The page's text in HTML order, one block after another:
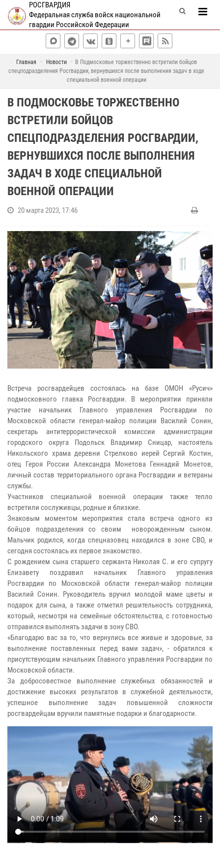
РОСГВАРДИЯ
Федеральная служба войск национальной
гвардии Российской Федерации
Главная Новости
В Подмосковье торжественно встретили бойцов
спецподразделения Росгвардии, вернувшихся после выполнения задач в ходе
специальной военной операции
В ПОДМОСКОВЬЕ ТОРЖЕСТВЕННО
ВСТРЕТИЛИ БОЙЦОВ
СПЕЦПОДРАЗДЕЛЕНИЯ РОСГВАРДИИ,
ВЕРНУВШИХСЯ ПОСЛЕ ВЫПОЛНЕНИЯ
ЗАДАЧ В ХОДЕ СПЕЦИАЛЬНОЙ
ВОЕННОЙ ОПЕРАЦИИ
20 марта 2023, 17:46
Встреча росгвардейцев состоялась на базе ОМОН «Русич»
подмосковного главка Росгвардии. В мероприятии приняли
участие начальник Главного управления Росгвардии по
Московской области генерал-майор полиции Василий Сонин,
секретарь антитеррористической комиссии администрации
городского округа Подольск Владимир Сницар, настоятель
Никольского храма деревни Стрелково иерей Сергий Костин,
отец Героя России Александра Монетова Геннадий Монетов,
личный состав территориального органа Росгвардии и ветераны
службы.
Участников специальной военной операции также тепло
встретили сослуживцы, родные и близкие.
Знаковым моментом мероприятия стала встреча одного из
бойцов подразделения со своим новорожденным сыном.
Мальчик родился, когда спецназовец находился в зоне СВО, и
сегодня состоялась их первое знакомство.
С рождением сына старшего сержанта Николая С. и его супругу
Елизавету поздравил начальник Главного управления
Росгвардии по Московской области генерал-майор полиции
Василий Сонин. Руководитель вручил молодой маме цветы и
подарок для сына, а также отметил решительность сотрудника,
который, несмотря на семейные обстоятельства, с готовностью
отправился выполнять задачи в зону СВО.
«Благодарю вас за то, что вернулись все живые и здоровые, за
выполнение поставленных перед вами задач», - обратился к
присутствующим начальник Главного управления Росгвардии по
Московской области.
За добросовестное выполнение служебных обязанностей и
достижение высоких результатов в служебной деятельности,
успешное выполнение задач повышенной сложности
росгвардейцам вручили памятные подарки и благодарности.